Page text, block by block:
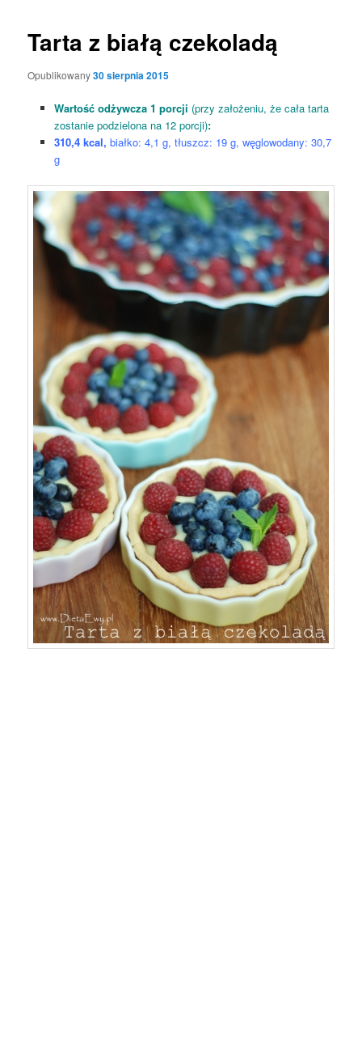
Tarta z białą czekoladą
Opublikowany30 sierpnia 2015
Wartość odżywcza 1 porcji (przy założeniu, że cała tarta
zostanie podzielona na 12 porcji):
310,4 kcal, białko: 4,1 g, tłuszcz: 19 g, węglowodany: 30,7
g